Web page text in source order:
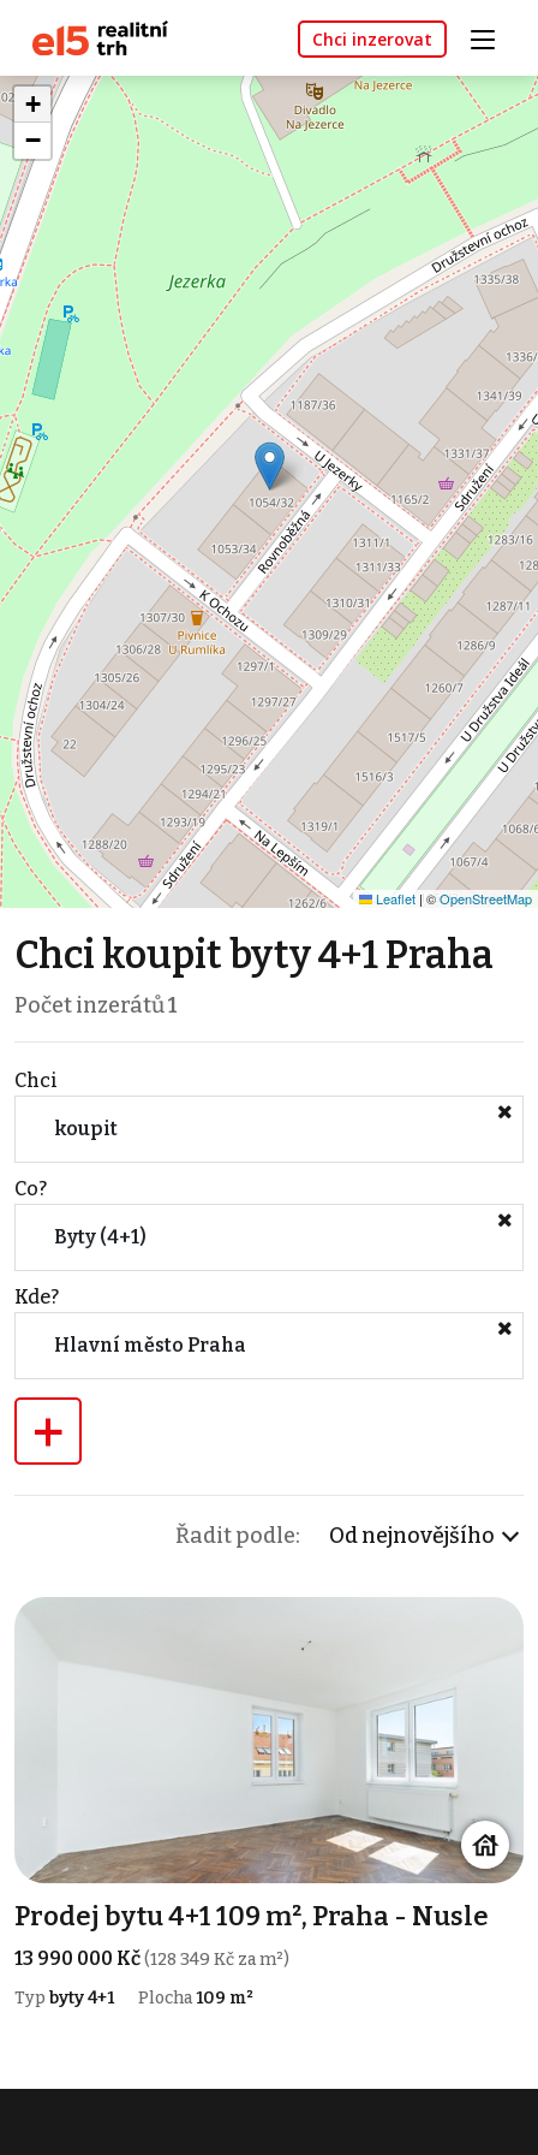
Chci inzerovat
+
−
Leaflet |©OpenStreetMap
Chci koupit byty 4+1 Praha
Počet inzerátů1
Chci
koupit
Co?
Byty (4+1)
Kde?
Hlavní město Praha
+
Řadit podle: Od nejnovějšího
Prodej bytu 4+1 109 m², Praha - Nusle
13 990 000 Kč(128 349 Kč za m²)
Typ byty 4+1 Plocha109 m²